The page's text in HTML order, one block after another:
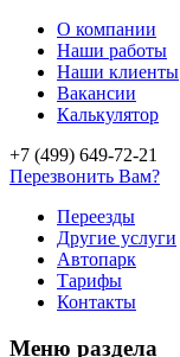
О компании
Наши работы
Наши клиенты
Вакансии
Калькулятор
+7 (499) 649-72-21
Перезвонить Вам?
Переезды
Другие услуги
Автопарк
Тарифы
Контакты
Меню раздела